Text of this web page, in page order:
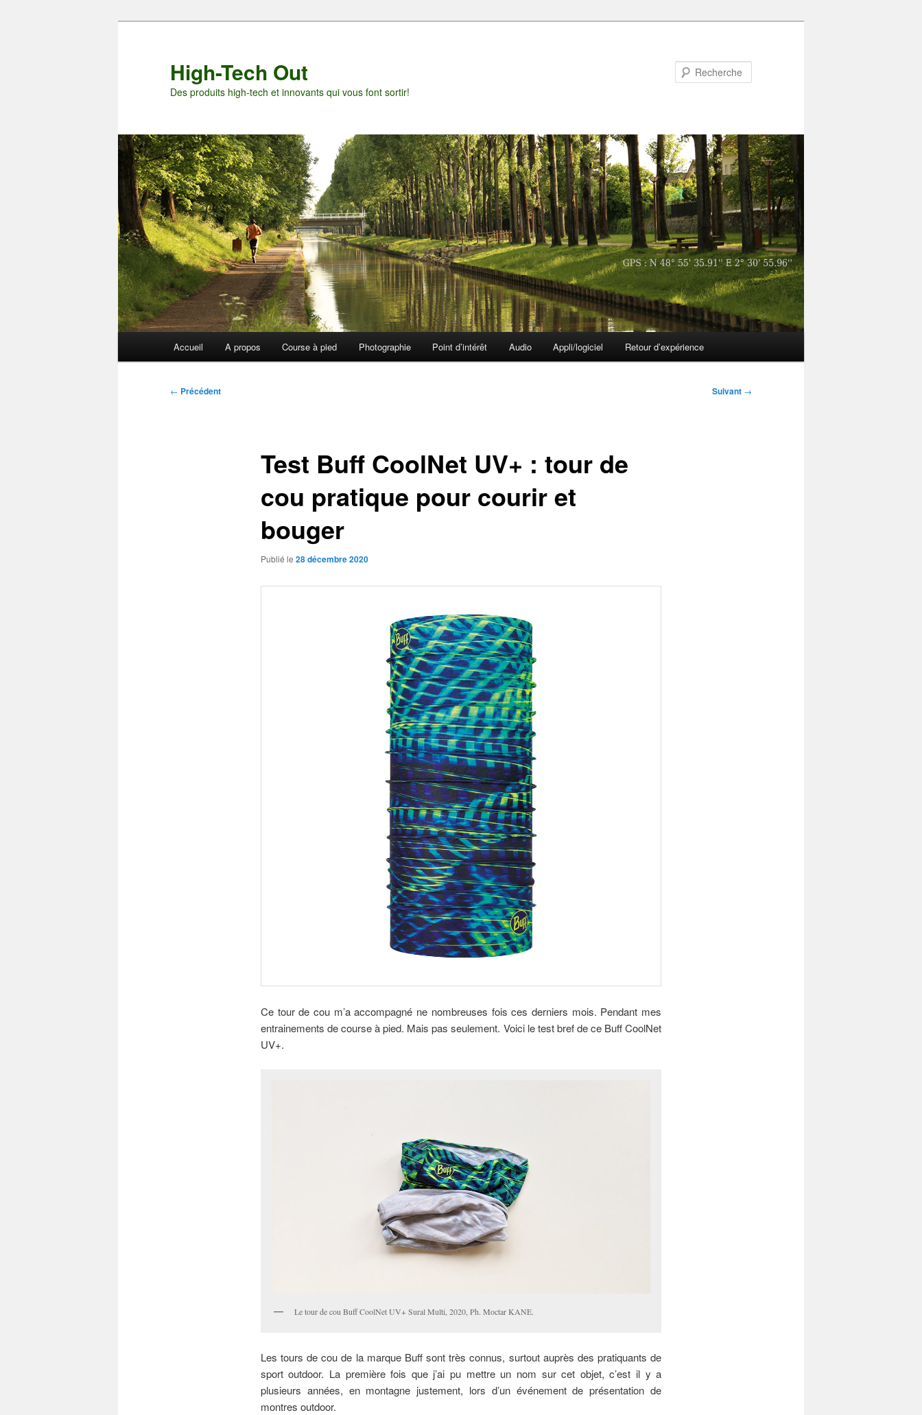
High-Tech Out
Des produits high-tech et innovants qui vous font sortir!
Accueil A propos Course à pied Photographie Point d’intérêt Audio Appli/logiciel Retour d’expérience
Navigation
← Précédent Suivant →
Test Buff CoolNet UV+ : tour de
cou pratique pour courir et
bouger
Publié le 28 décembre 2020
Ce tour de cou m’a accompagné ne nombreuses fois ces derniers mois. Pendant mes
entrainements de course à pied. Mais pas seulement. Voici le test bref de ce Buff CoolNet
UV+.
Le tour de cou Buff CoolNet UV+ Sural Multi, 2020, Ph. Moctar KANE.
Les tours de cou de la marque Buff sont très connus, surtout auprès des pratiquants de
sport outdoor. La première fois que j’ai pu mettre un nom sur cet objet, c’est il y a
plusieurs années, en montagne justement, lors d’un événement de présentation de
montres outdoor.